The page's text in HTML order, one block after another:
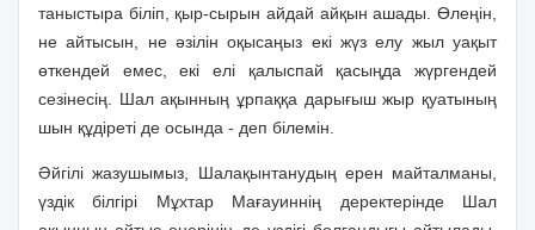
таныстыра бiлiп, қыр-сырын айдай айқын ашады. Өлеңiн,
не айтысын, не әзiлiн оқысаңыз екi жүз елу жыл уақыт
өткендей емес, екi елi қалыспай қасыңда жүргендей
сезiнесiң. Шал ақынның ұрпаққа дарығыш жыр қуатының
шын құдiретi де осында - деп бiлемiн.
Әйгiлi жазушымыз, Шалақынтанудың ерен майталманы,
үздiк бiлгiрi Мұхтар Мағауиннiң деректерiнде Шал